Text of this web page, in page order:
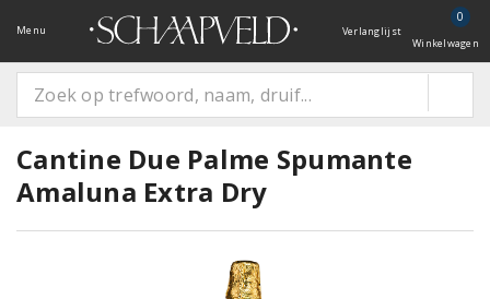
Menu Verlanglijst
0
Winkelwagen
Cantine Due Palme Spumante
Amaluna Extra Dry